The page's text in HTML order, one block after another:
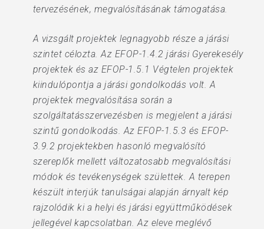
tervezésének, megvalósításának támogatása.
A vizsgált projektek legnagyobb része a járási
szintet célozta. Az EFOP-1.4.2 járási Gyerekesély
projektek és az EFOP-1.5.1 Végtelen projektek
kiindulópontja a járási gondolkodás volt. A
projektek megvalósítása során a
szolgáltatásszervezésben is megjelent a járási
szintű gondolkodás. Az EFOP-1.5.3 és EFOP-
3.9.2 projektekben hasonló megvalósító
szereplők mellett változatosabb megvalósítási
módok és tevékenységek születtek. A terepen
készült interjúk tanulságai alapján árnyalt kép
rajzolódik ki a helyi és járási együttműködések
jellegével kapcsolatban. Az eleve meglévő